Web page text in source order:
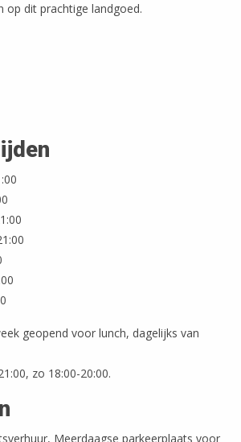
op dit prachtige landgoed.
geopend voor lunch, dagelijks van
zo 18:00-20:00.
Meerdaagse parkeerplaats voor